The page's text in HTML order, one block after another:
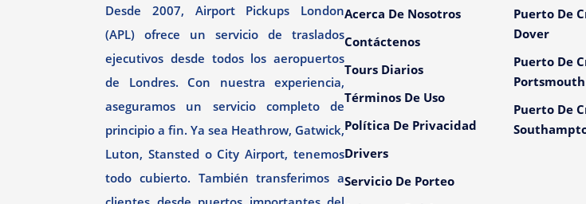
Desde 2007, Airport Pickups London
(APL) ofrece un servicio de traslados
ejecutivos desde todos los aeropuertos
de Londres. Con nuestra experiencia,
aseguramos un servicio completo de
principio a fin. Ya sea Heathrow, Gatwick,
Luton, Stansted o City Airport, tenemos
todo cubierto. También transferimos a
Acerca De Nosotros
Contáctenos
Tours Diarios
Términos De Uso
Política De Privacidad
Drivers
Servicio De Porteo
Puerto De
Dover
Puerto De
Portsmouth
Puerto De